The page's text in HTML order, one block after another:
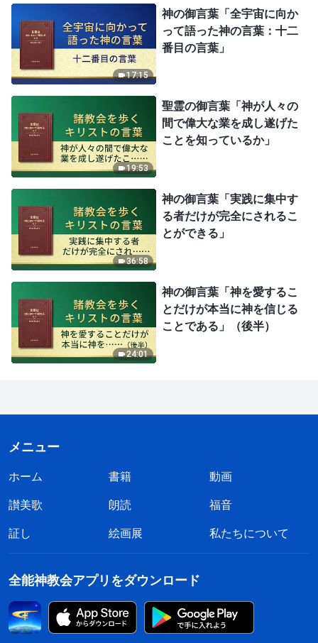
17:15
神の御言葉「全宇宙に向か
って語った神の言葉：十二
番目の言葉」
19:53
聖霊の御言葉「神が人々の
間で偉大な業を成し遂げた
ことを知っているか」
36:58
神の御言葉「実践に集中す
る者だけが完全にされるこ
とができる」
24:01
神の御言葉「神を愛するこ
とだけが本当に神を信じる
ことである」（後半）
メニュー
ホーム 書籍
動画
讃美歌
朗読
福音
証し
絵画展 私たちについて
全能神教会アプリをダウンロード